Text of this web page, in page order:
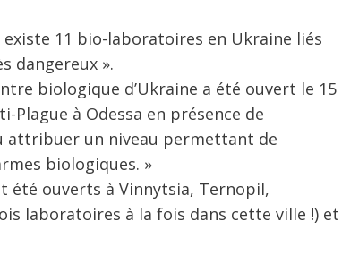
existe 11 bio-laboratoires en Ukraine liés
dangereux ».
biologique d’Ukraine a été ouvert le 15
Plague à Odessa en présence de
attribuer un niveau permettant de
biologiques. »
été ouverts à Vinnytsia, Ternopil,
laboratoires à la fois dans cette ville !) et